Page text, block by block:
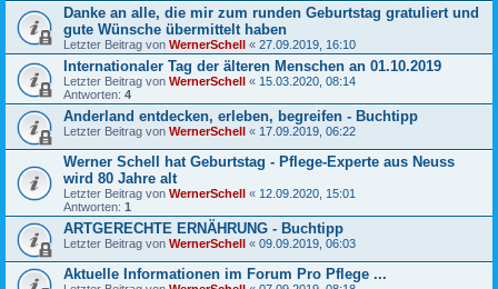
Danke an alle, die mir zum runden Geburtstag gratuliert und
gute Wünsche übermittelt haben
Letzter Beitrag von WernerSchell « 27.09.2019, 16:10
Internationaler Tag der älteren Menschen an 01.10.2019
Letzter Beitrag von WernerSchell « 15.03.2020, 08:14
Antworten: 4
Anderland entdecken, erleben, begreifen - Buchtipp
Letzter Beitrag von WernerSchell « 17.09.2019, 06:22
Werner Schell hat Geburtstag - Pflege-Experte aus Neuss
wird 80 Jahre alt
Letzter Beitrag von WernerSchell « 12.09.2020, 15:01
Antworten: 1
ARTGERECHTE ERNÄHRUNG - Buchtipp
Letzter Beitrag von WernerSchell « 09.09.2019, 06:03
Aktuelle Informationen im Forum Pro Pflege ...